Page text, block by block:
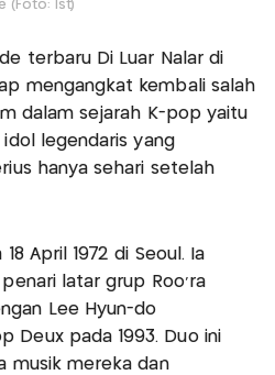
(Foto: Ist)
terbaru Di Luar Nalar di
mengangkat kembali salah
dalam sejarah K-pop yaitu
idol legendaris yang
hanya sehari setelah
April 1972 di Seoul. Ia
latar grup Roo'ra
Lee Hyun-do
Deux pada 1993. Duo ini
musik mereka dan